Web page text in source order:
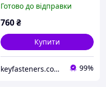
білий/жовтий 50 шт./
пачка
Готово до відправки
760₴
Купити
keyfasteners.com.ua 99%